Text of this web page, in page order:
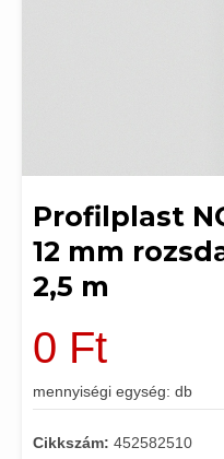
Profilplast
12 mm
2,5 m
0 Ft
mennyiségi egység: db
Cikkszám: 452582510